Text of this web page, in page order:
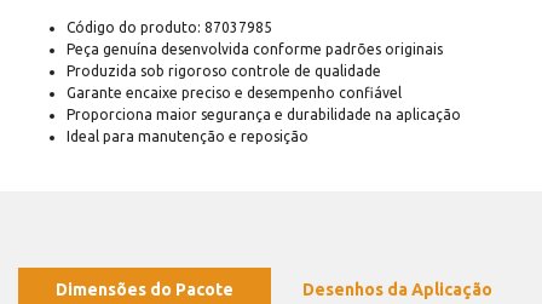
Código do produto: 87037985
Peça genuína desenvolvida conforme padrões originais
Produzida sob rigoroso controle de qualidade
Garante encaixe preciso e desempenho confiável
Proporciona maior segurança e durabilidade na aplicação
Ideal para manutenção e reposição
Dimensões do Pacote Desenhos da Aplicação